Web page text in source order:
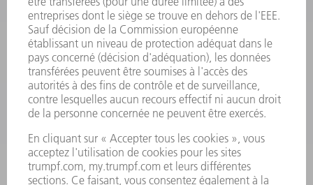
LOGICIEL
SERVICES
APPLICATIONS
SECTEURS D'ACTIVITÉ
ENTREPRISE
CARRIÈRE
OFFRES D'EMPLOI
PROFIL DE L'ENTREPRISE
CONSEIL D'ADMINISTRATION
RAPPORT ANNUEL
PRINCIPES FONDAMENTAUX DE L'ENTREPRISE
CONFORMITÉ
SYSTÈME D'ALERTE